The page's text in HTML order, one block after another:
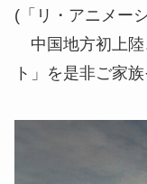
(「リ・アニメー
中国地方初上陸
ト」を是非ご家